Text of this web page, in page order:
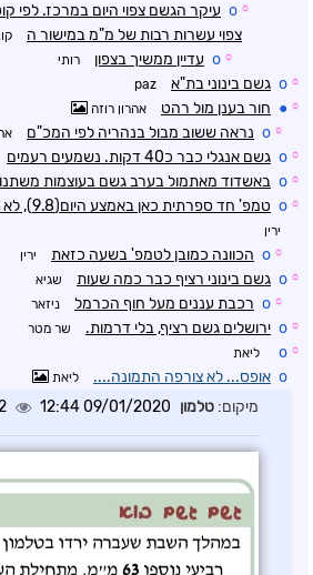
☼
o עיקר הגשם צפוי היום במרכז. לפי
צפוי עשרות רבות של מ"מ במישור ה
☼
o עדיין ממשיך בצפון רותי
☼
o גשם בינוני בת"א paz
☼
● חור בענן מול רהט אהרון רוזה
☼
o נראה ששוב מבול בנהריה לפי המכ"ם
☼
o גשם אנגלי כבר כ40 דקות. נשמעים רעמים
☼
o באשדוד מאתמול בערב גשם בעוצמות
☼
o טמפ' חד ספרתית כאן באמצע היום(9.8), לא קרה לפחות מאז שנת 2017
ירין
☼
o הכוונה כמובן לטמפ' בשעה כזאת ירין
☼
o גשם בינוני רציף כבר כמה שעות שגיא
☼
o רכבת עננים מעל חוף הכרמל ניזאר
☼
o ירושלים גשם רציף, בלי דרמות. שר מטר
☼
o ליאת
o אופס... לא צורפה התמונה.... ליאת
מיקום: טלמון 09/01/2020 12:44